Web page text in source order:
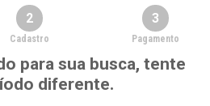
2
Cadastro
3
Pagamento
para sua busca, tente
diferente.